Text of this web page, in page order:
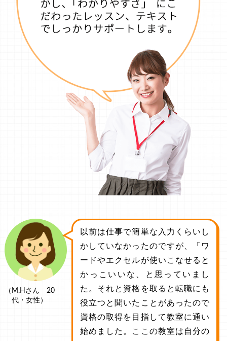
（M.Hさん 20
代・女性）
以前は仕事で簡単な入力くらいし
かしていなかったのですが、「ワ
ードやエクセルが使いこなせると
かっこいいな、と思っていまし
た。それと資格を取ると転職にも
役立つと聞いたことがあったので
資格の取得を目指して教室に通い
始めました。ここの教室は自分の